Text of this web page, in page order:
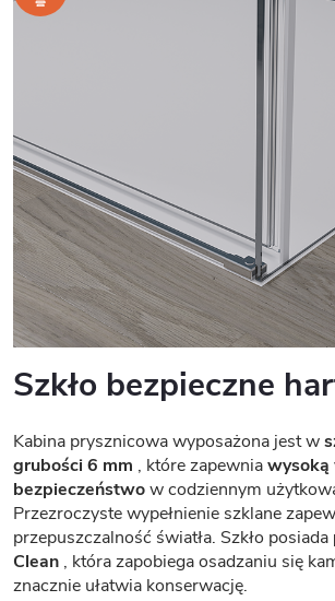
Szkło bezpieczne
Kabina prysznicowa wyposażona jest w
grubości 6 mm , które zapewniawysoką
bezpieczeństwow codziennym
Przezroczyste wypełnienie szklane
przepuszczalność światła. Szkło posiada
Clean , która zapobiega osadzaniu się
znacznie ułatwia konserwację.